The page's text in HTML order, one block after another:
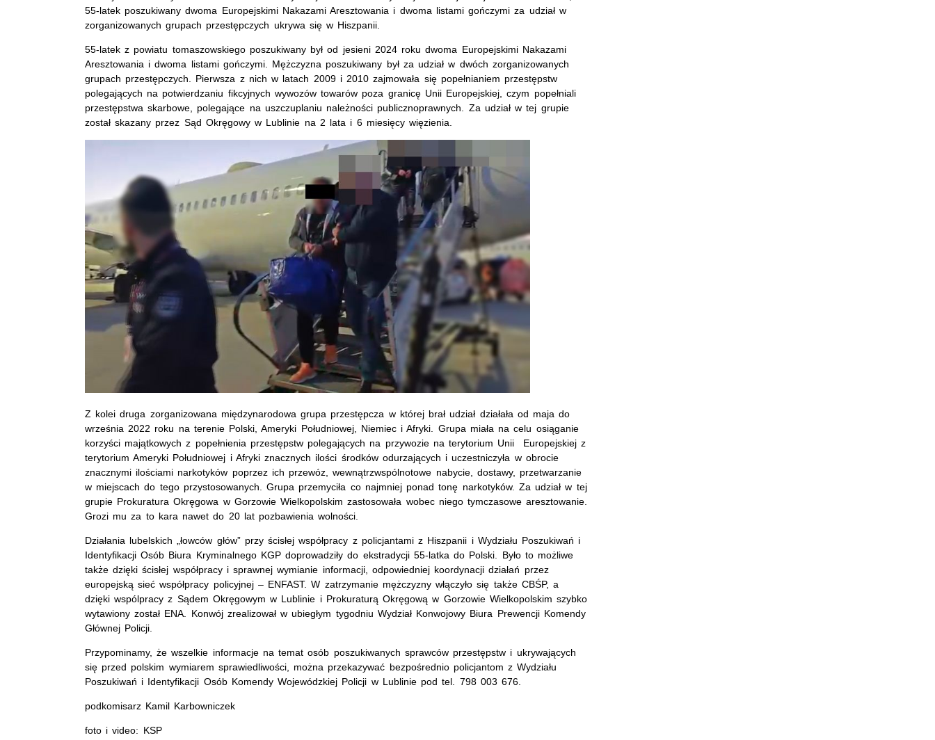
55-latek poszukiwany dwoma Europejskimi Nakazami Aresztowania i dwoma listami gończymi za udział w
zorganizowanych grupach przestępczych ukrywa się w Hiszpanii.
55-latek z powiatu tomaszowskiego poszukiwany był od jesieni 2024 roku dwoma Europejskimi Nakazami
Aresztowania i dwoma listami gończymi. Mężczyzna poszukiwany był za udział w dwóch zorganizowanych
grupach przestępczych. Pierwsza z nich w latach 2009 i 2010 zajmowała się popełnianiem przestępstw
polegających na potwierdzaniu fikcyjnych wywozów towarów poza granicę Unii Europejskiej, czym popełniali
przestępstwa skarbowe, polegające na uszczuplaniu należności publicznoprawnych. Za udział w tej grupie
został skazany przez Sąd Okręgowy w Lublinie na 2 lata i 6 miesięcy więzienia.
Z kolei druga zorganizowana międzynarodowa grupa przestępcza w której brał udział działała od maja do
września 2022 roku na terenie Polski, Ameryki Południowej, Niemiec i Afryki. Grupa miała na celu osiąganie
korzyści majątkowych z popełnienia przestępstw polegających na przywozie na terytorium Unii Europejskiej z
terytorium Ameryki Południowej i Afryki znacznych ilości środków odurzających i uczestniczyła w obrocie
znacznymi ilościami narkotyków poprzez ich przewóz, wewnątrzwspólnotowe nabycie, dostawy, przetwarzanie
w miejscach do tego przystosowanych. Grupa przemyciła co najmniej ponad tonę narkotyków. Za udział w tej
grupie Prokuratura Okręgowa w Gorzowie Wielkopolskim zastosowała wobec niego tymczasowe aresztowanie.
Grozi mu za to kara nawet do 20 lat pozbawienia wolności.
Działania lubelskich „łowców głów” przy ścisłej współpracy z policjantami z Hiszpanii i Wydziału Poszukiwań i
Identyfikacji Osób Biura Kryminalnego KGP doprowadziły do ekstradycji 55-latka do Polski. Było to możliwe
także dzięki ścisłej współpracy i sprawnej wymianie informacji, odpowiedniej koordynacji działań przez
europejską sieć współpracy policyjnej – ENFAST. W zatrzymanie mężczyzny włączyło się także CBŚP, a
dzięki wspólpracy z Sądem Okręgowym w Lublinie i Prokuraturą Okręgową w Gorzowie Wielkopolskim szybko
wytawiony został ENA. Konwój zrealizował w ubiegłym tygodniu Wydział Konwojowy Biura Prewencji Komendy
Głównej Policji.
Przypominamy, że wszelkie informacje na temat osób poszukiwanych sprawców przestępstw i ukrywających
się przed polskim wymiarem sprawiedliwości, można przekazywać bezpośrednio policjantom z Wydziału
Poszukiwań i Identyfikacji Osób Komendy Wojewódzkiej Policji w Lublinie pod tel. 798 003 676.
podkomisarz Kamil Karbowniczek
foto i video: KSP